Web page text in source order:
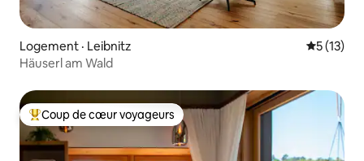
Logement · Leibnitz Note
5 (13)
Häuserl am Wald
Coup de cœur voyageurs parmi les plus aimés
Coup de cœur voyageurs